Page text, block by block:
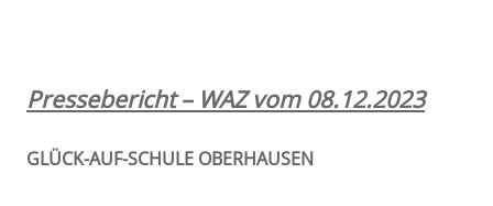
Pressebericht – WAZ vom 08.12.2023
GLÜCK-AUF-SCHULE OBERHAUSEN